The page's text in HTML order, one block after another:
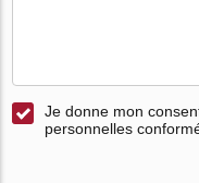
Je donne mon
personnelles